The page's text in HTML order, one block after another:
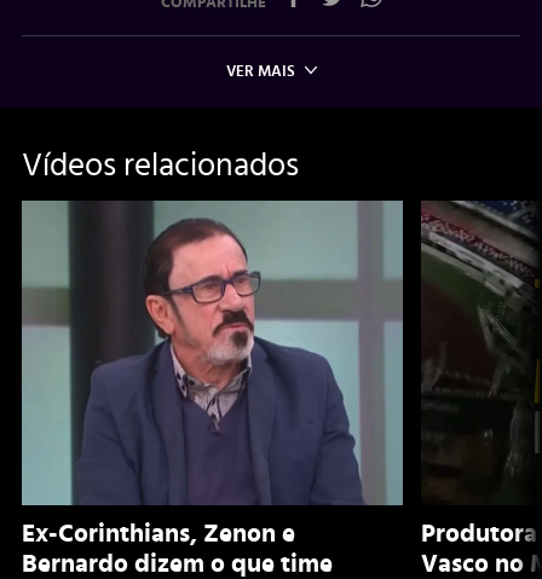
VER MAIS
Vídeos relacionados
Ex-Corinthians, Zenon e
Bernardo dizem o que time
Produtora
Vasco no